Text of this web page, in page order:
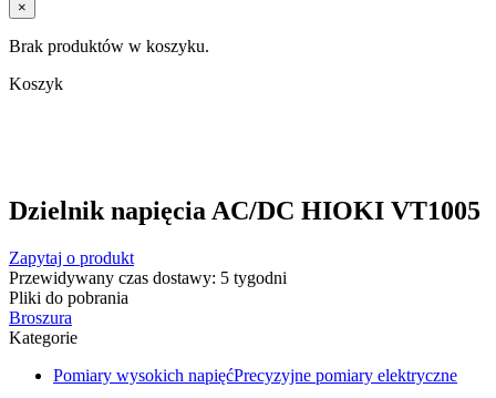
×
Brak produktów w koszyku.
Koszyk
Dzielnik napięcia AC/DC HIOKI VT1005
Zapytaj o produkt
Przewidywany czas dostawy: 5 tygodni
Pliki do pobrania
Broszura
Kategorie
Pomiary wysokich napięćPrecyzyjne pomiary elektryczne